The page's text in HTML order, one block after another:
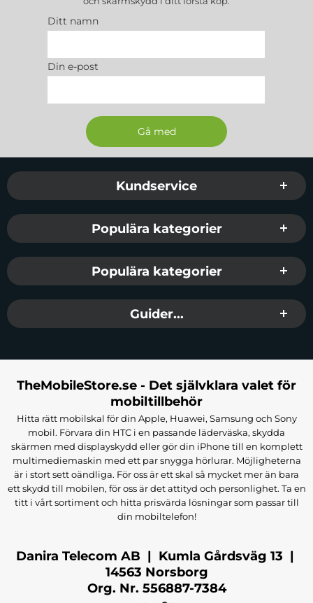
Ditt namn
Din e-post
Sidfot Blandad info och länkar
Kundservice
Populära kategorier
Populära kategorier
Guider...
TheMobileStore.se - Det självklara valet för
mobiltillbehör
Hitta rätt mobilskal för din Apple, Huawei, Samsung och Sony
mobil. Förvara din HTC i en passande läderväska, skydda
skärmen med displayskydd eller gör din iPhone till en komplett
multimediemaskin med ett par snygga hörlurar. Möjligheterna
är i stort sett oändliga. För oss är ett skal så mycket mer än bara
ett skydd till mobilen, för oss är det attityd och personlighet. Ta en
titt i vårt sortiment och hitta prisvärda lösningar som passar till
din mobiltelefon!
Danira Telecom AB | Kumla Gårdsväg 13 |
14563 Norsborg
Org. Nr. 556887-7384